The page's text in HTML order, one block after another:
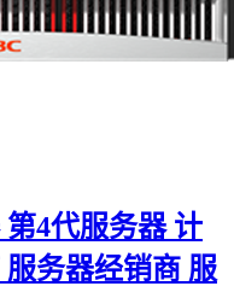
4代服务器 计
务器经销商 服